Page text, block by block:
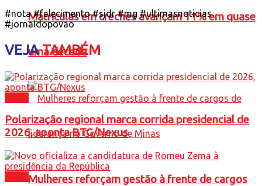
Matrículas em creches avançam 11% em quase
uma década
Mulheres reforçam gestão à frente de cargos
#nota #falecimento #sjdr #mg #ultimasnoticias
#jornaldopovao
VEJATAMBÉM
Polarização regional marca corrida presidencial de
2026, aponta BTG/Nexus